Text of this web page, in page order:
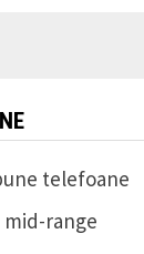
telefoane
range